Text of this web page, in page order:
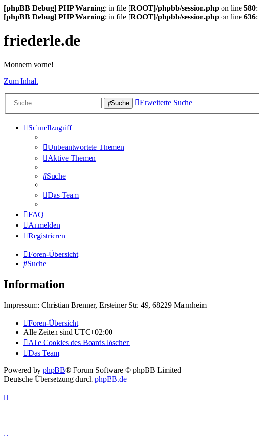
[phpBB Debug] PHP Warning: in file [ROOT]/phpbb/session.php on line 580:
[phpBB Debug] PHP Warning: in file [ROOT]/phpbb/session.php on line 636:
friederle.de
Monnem vorne!
Zum Inhalt
Suche Erweiterte Suche
Schnellzugriff
Unbeantwortete Themen
Aktive Themen
Suche
Das Team
FAQ
Anmelden
Registrieren
Foren-Übersicht
Suche
Information
Impressum: Christian Brenner, Ersteiner Str. 49, 68229 Mannheim
Foren-Übersicht
Alle Zeiten sind UTC+02:00
Alle Cookies des Boards löschen
Das Team
Powered by phpBB® Forum Software © phpBB Limited
Deutsche Übersetzung durch phpBB.de